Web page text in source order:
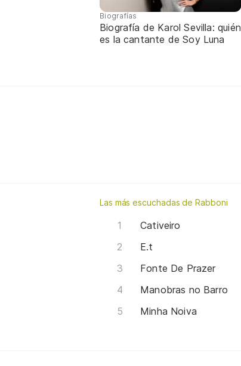
Biografías
Biografía de Karol Sevilla: quién
es la cantante de Soy Luna
Las más escuchadas de Rabboni
Cativeiro
E.t
Fonte De Prazer
Manobras no Barro
Minha Noiva